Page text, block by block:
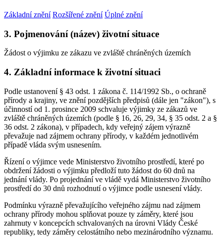
Základní znění Rozšířené znění Úplné znění
3. Pojmenování (název) životní situace
Žádost o výjimku ze zákazu ve zvláště chráněných územích
4. Základní informace k životní situaci
Podle ustanovení § 43 odst. 1 zákona č. 114/1992 Sb., o ochraně
přírody a krajiny, ve znění pozdějších předpisů (dále jen "zákon"), s
účinností od 1. prosince 2009 schvaluje výjimky ze zákazů ve
zvláště chráněných územích (podle § 16, 26, 29, 34, § 35 odst. 2 a §
36 odst. 2 zákona), v případech, kdy veřejný zájem výrazně
převažuje nad zájmem ochrany přírody, v každém jednotlivém
případě vláda svým usnesením.
Řízení o výjimce vede Ministerstvo životního prostředí, které po
obdržení žádosti o výjimku předloží tuto žádost do 60 dnů na
jednání vlády. Po projednání ve vládě vydá Ministerstvo životního
prostředí do 30 dnů rozhodnutí o výjimce podle usnesení vlády.
Podmínku výrazně převažujícího veřejného zájmu nad zájmem
ochrany přírody mohou splňovat pouze ty záměry, které jsou
zahrnuty v koncepcích schvalovaných na úrovni Vlády České
republiky, tedy záměry celostátního nebo mezinárodního významu.